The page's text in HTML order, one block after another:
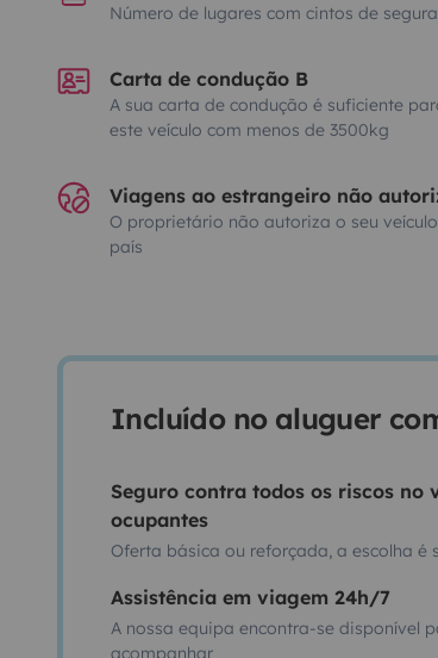
Número de lugares com cintos de
Carta de condução B
A sua carta de condução é suficiente
este veículo com menos de 3500kg
Viagens ao estrangeiro não
O proprietário não autoriza o seu
país
Incluído no aluguer
Seguro contra todos os riscos no
ocupantes
Oferta básica ou reforçada, a escolha é
Assistência em viagem 24h/7
A nossa equipa encontra-se disponível
acompanhar